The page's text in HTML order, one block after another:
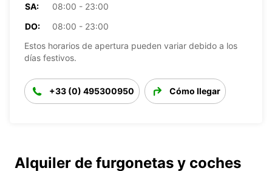
SA:
08:00 - 23:00
DO:
08:00 - 23:00
Estos horarios de apertura pueden variar debido a los
días festivos.
+33 (0) 495300950 Cómo llegar
Alquiler de furgonetas y coches